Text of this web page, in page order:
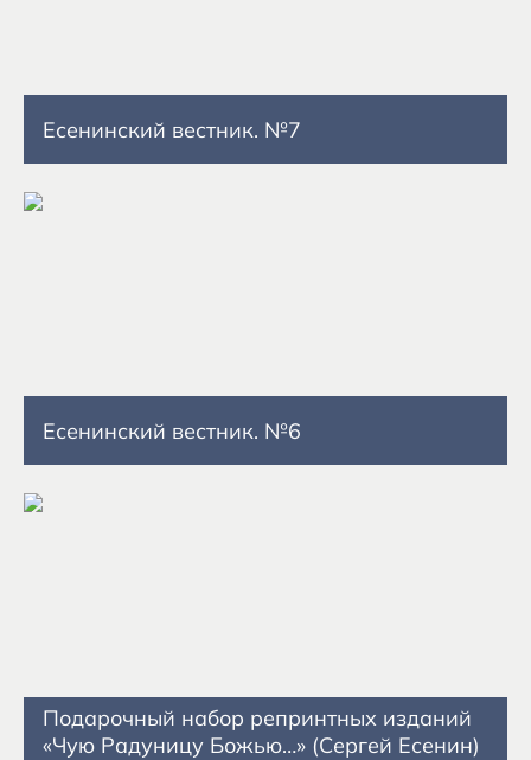
Есенинский вестник. №7
Есенинский вестник. №6
Подарочный набор репринтных изданий
«Чую Радуницу Божью…» (Сергей Есенин)